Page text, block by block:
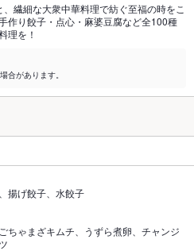
繊細な大衆中華料理で紡ぐ至福の時をこ
作り餃子・点心・麻婆豆腐など全100種
理を！
合があります。
揚げ餃子、水餃子
ちゃまざキムチ、うずら煮卵、チャンジ